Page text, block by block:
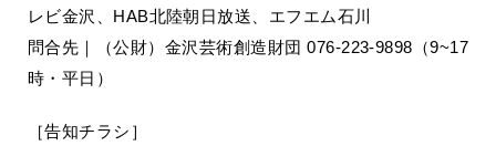
レビ金沢、HAB北陸朝日放送、エフエム石川
問合先｜（公財）金沢芸術創造財団 076-223-9898（9~17
時・平日）
［告知チラシ］